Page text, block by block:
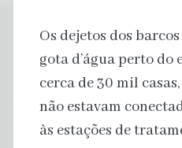
Os dejetos dos
gota d’água perto do
cerca de 30 mil
não estavam
às estações de